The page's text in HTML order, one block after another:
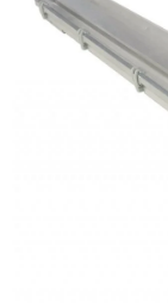
5
hvězdiček.